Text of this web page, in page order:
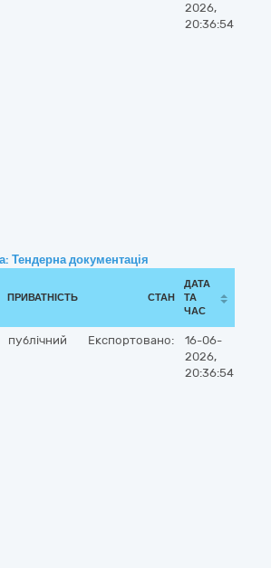
2026,
20:36:54
Тендерна документація
ПРИВАТНІСТЬ СТАН
ДАТА
ТА
ЧАС
публічний Експортовано:
16-06-
2026,
20:36:54